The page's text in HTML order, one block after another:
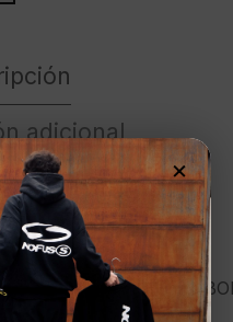
adicional
SAVVY
×